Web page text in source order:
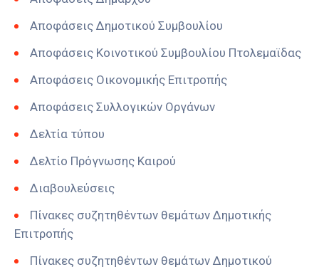
Αποφάσεις Δημοτικού Συμβουλίου
Αποφάσεις Κοινοτικού Συμβουλίου Πτολεμαϊδας
Αποφάσεις Οικονομικής Επιτροπής
Αποφάσεις Συλλογικών Οργάνων
Δελτία τύπου
Δελτίο Πρόγνωσης Καιρού
Διαβουλεύσεις
Πίνακες συζητηθέντων θεμάτων Δημοτικής
Επιτροπής
Πίνακες συζητηθέντων θεμάτων Δημοτικού